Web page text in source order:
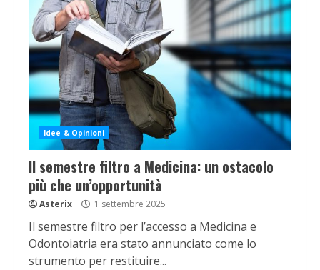
Idee & Opinioni
Il semestre filtro a Medicina: un ostacolo
più che un’opportunità
Asterix 1 settembre 2025
Il semestre filtro per l’accesso a Medicina e
Odontoiatria era stato annunciato come lo
strumento per restituire...